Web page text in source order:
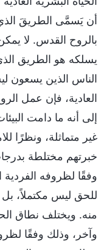
أن يَسمَّى الطريقَ
بالروح القدس. لا
يسلكه هو الطريق
الناس الذين يسعون
العادية، فإن عمل
إلى أنه ما دامت
غير متماثلة، ونظرًا
خبرتهم مختلطة
وفقًا لظروفه الفردية
للحق ليس مكتملاً،
منه. ويختلف نطاق
وآخر، وذلك وفقًا